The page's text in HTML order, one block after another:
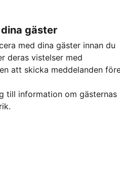
gäster
med dina gäster innan du
deras vistelser med
att skicka meddelanden
till information om gästernas